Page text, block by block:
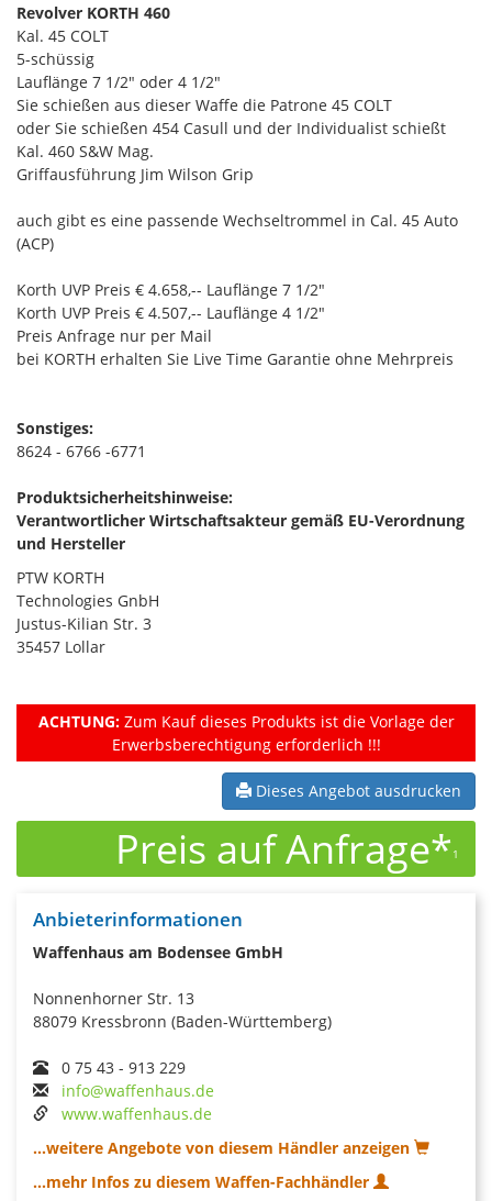
Revolver KORTH 460
Kal. 45 COLT
5-schüssig
Lauflänge 7 1/2" oder 4 1/2"
Sie schießen aus dieser Waffe die Patrone 45 COLT
oder Sie schießen 454 Casull und der Individualist schießt
Kal. 460 S&W Mag.
Griffausführung Jim Wilson Grip
auch gibt es eine passende Wechseltrommel in Cal. 45 Auto
(ACP)
Korth UVP Preis € 4.658,-- Lauflänge 7 1/2"
Korth UVP Preis € 4.507,-- Lauflänge 4 1/2"
Preis Anfrage nur per Mail
bei KORTH erhalten Sie Live Time Garantie ohne Mehrpreis
Sonstiges:
8624 - 6766 -6771
Produktsicherheitshinweise:
Verantwortlicher Wirtschaftsakteur gemäß EU-Verordnung
und Hersteller
PTW KORTH
Technologies GnbH
Justus-Kilian Str. 3
35457 Lollar
ACHTUNG:Zum Kauf dieses Produkts ist die Vorlage der
Erwerbsberechtigung erforderlich !!!
Dieses Angebot ausdrucken
Preis auf Anfrage*1
Anbieterinformationen
Waffenhaus am Bodensee GmbH
Nonnenhorner Str. 13
88079 Kressbronn (Baden-Württemberg)
0 75 43 - 913 229
info@waffenhaus.de
www.waffenhaus.de
...weitere Angebote von diesem Händler anzeigen
...mehr Infos zu diesem Waffen-Fachhändler